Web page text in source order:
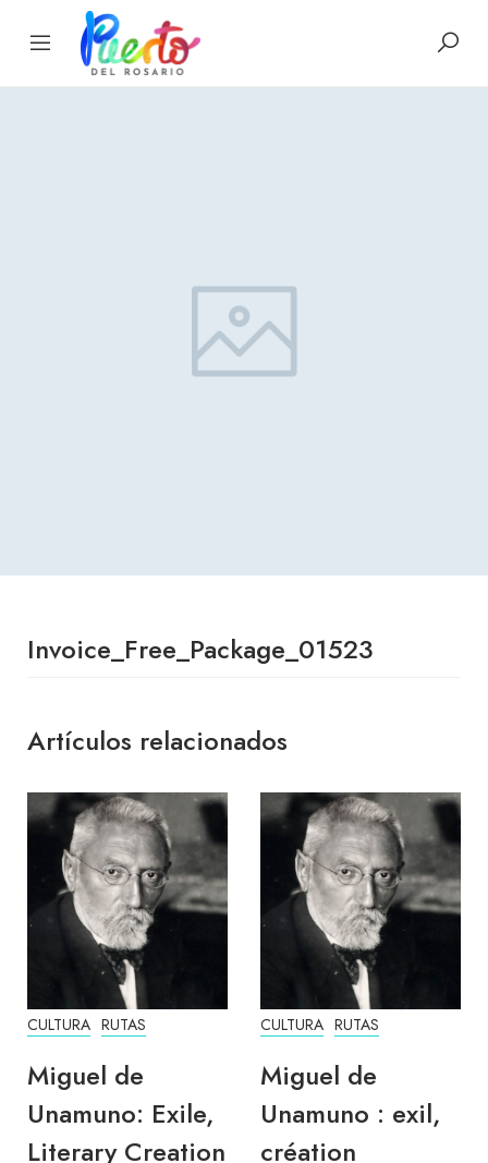
Invoice_Free_Package_01523
Artículos relacionados
CULTURA RUTAS
Miguel de
Unamuno: Exile,
Literary Creation
CULTURA RUTAS
Miguel de
Unamuno : exil,
création